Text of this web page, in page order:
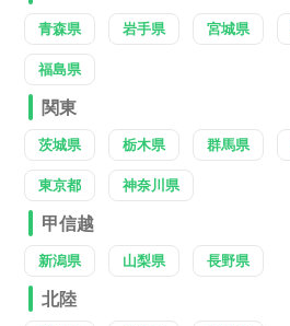
青森県 岩手県 宮城県
福島県
関東
茨城県 栃木県 群馬県
東京都 神奈川県
甲信越
新潟県 山梨県 長野県
北陸